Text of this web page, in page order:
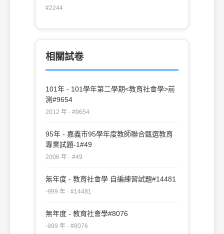
度」，此種課程稱之為何種課程？(A)正式
程
#2244
相關試卷
101年 - 101學年第二學期<教育社會學>前
測#9654
2012 年 · #9654
95年 - 嘉義市95學年度教師聯合甄選教育
專業試題-1#49
2006 年 · #49
無年度 - 教育社會學 自編練習試題#14481
-999 年 · #14481
無年度 - 教育社會學#8076
-999 年 · #8076